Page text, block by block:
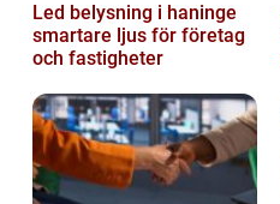
Led belysning i haninge
smartare ljus för företag
och fastigheter